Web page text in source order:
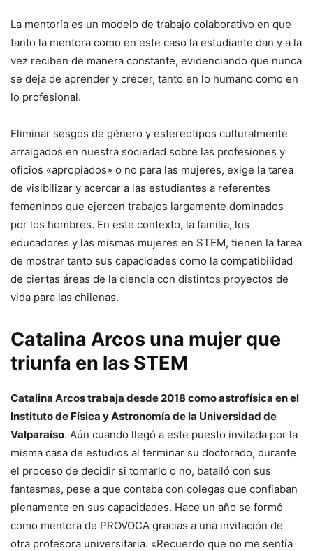
La mentoría es un modelo de trabajo colaborativo en que
tanto la mentora como en este caso la estudiante dan y a la
vez reciben de manera constante, evidenciando que nunca
se deja de aprender y crecer, tanto en lo humano como en
lo profesional.
Eliminar sesgos de género y estereotipos culturalmente
arraigados en nuestra sociedad sobre las profesiones y
oficios «apropiados» o no para las mujeres, exige la tarea
de visibilizar y acercar a las estudiantes a referentes
femeninos que ejercen trabajos largamente dominados
por los hombres. En este contexto, la familia, los
educadores y las mismas mujeres en STEM, tienen la tarea
de mostrar tanto sus capacidades como la compatibilidad
de ciertas áreas de la ciencia con distintos proyectos de
vida para las chilenas.
Catalina Arcos una mujer que
triunfa en las STEM
Catalina Arcos trabaja desde 2018 como astrofísica en el
Instituto de Física y Astronomía de la Universidad de
Valparaíso. Aún cuando llegó a este puesto invitada por la
misma casa de estudios al terminar su doctorado, durante
el proceso de decidir si tomarlo o no, batalló con sus
fantasmas, pese a que contaba con colegas que confiaban
plenamente en sus capacidades. Hace un año se formó
como mentora de PROVOCA gracias a una invitación de
otra profesora universitaria. «Recuerdo que no me sentía